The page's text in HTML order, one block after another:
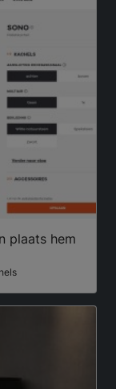
plaats hem